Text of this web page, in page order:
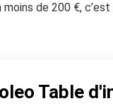
moins de 200 €,
Table